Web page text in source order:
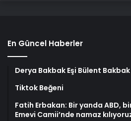
En Güncel Haberler
Derya Bakbak Eşi Bülent
Tiktok Beğeni
Fatih Erbakan: Bir yanda ABD,
Emevi Camii’nde namaz